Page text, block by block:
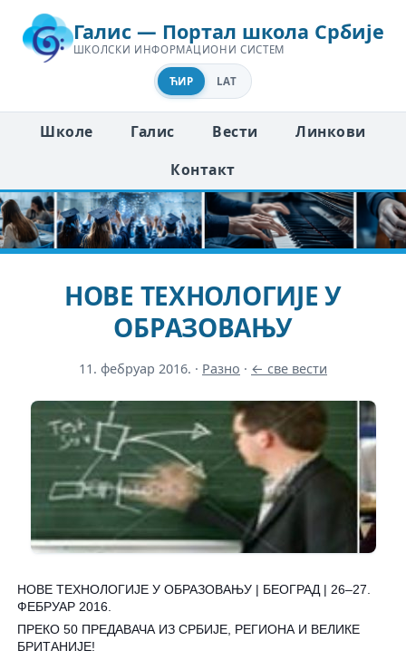
Галис — Портал школа Србије
ШКОЛСКИ ИНФОРМАЦИОНИ СИСТЕМ
ЋИР LAT
Школе Галис Вести
Линкови
Контакт
НОВЕ ТЕХНОЛОГИЈЕ У
ОБРАЗОВАЊУ
11. фебруар 2016. · Разно · ← све вести
НОВЕ ТЕХНОЛОГИЈЕ У ОБРАЗОВАЊУ | БЕОГРАД | 26–27.
ФЕБРУАР 2016.
ПРЕКО 50 ПРЕДАВАЧА ИЗ СРБИЈЕ, РЕГИОНА И ВЕЛИКЕ
БРИТАНИЈЕ!